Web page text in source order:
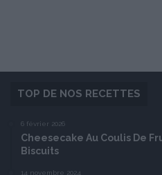
TOP DE NOS RECETTES
6 février 2026
Cheesecake Au Coulis De
Biscuits
14 novembre 2024